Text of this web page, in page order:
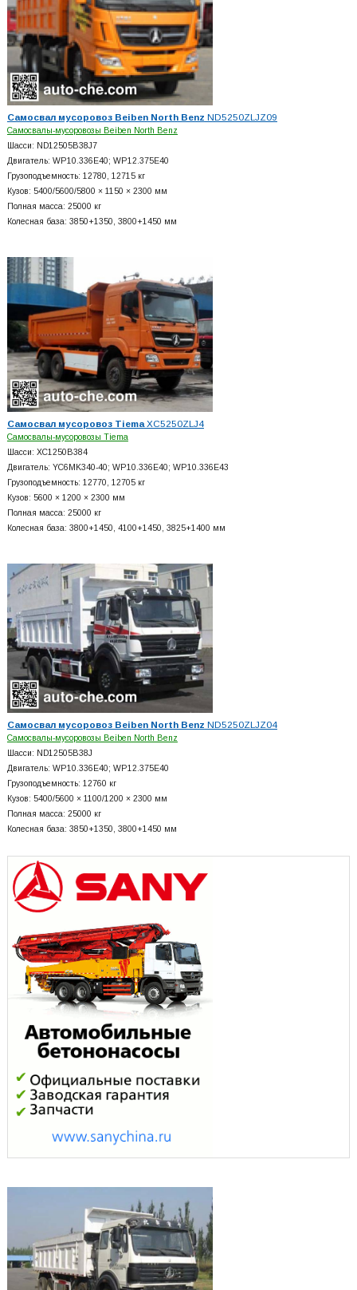
Самосвал мусоровоз Beiben North Benz ND5250ZLJZ09
Самосвалы-мусоровозы Beiben North Benz
Шасси: ND12505B38J7
Двигатель: WP10.336E40; WP12.375E40
Грузоподъемность: 12780, 12715 кг
Кузов: 5400/5600/5800 × 1150 × 2300 мм
Полная масса: 25000 кг
Колесная база: 3850+1350, 3800+1450 мм
Самосвал мусоровоз TiemaXC5250ZLJ4
Самосвалы-мусоровозы Tiema
Шасси: XC1250B384
Двигатель: YC6MK340-40; WP10.336E40; WP10.336E43
Грузоподъемность: 12770, 12705 кг
Кузов: 5600 × 1200 × 2300 мм
Полная масса: 25000 кг
Колесная база: 3800+1450, 4100+1450, 3825+1400 мм
Самосвал мусоровоз Beiben North Benz ND5250ZLJZ04
Самосвалы-мусоровозы Beiben North Benz
Шасси: ND12505B38J
Двигатель: WP10.336E40; WP12.375E40
Грузоподъемность: 12760 кг
Кузов: 5400/5600 × 1100/1200 × 2300 мм
Полная масса: 25000 кг
Колесная база: 3850+1350, 3800+1450 мм